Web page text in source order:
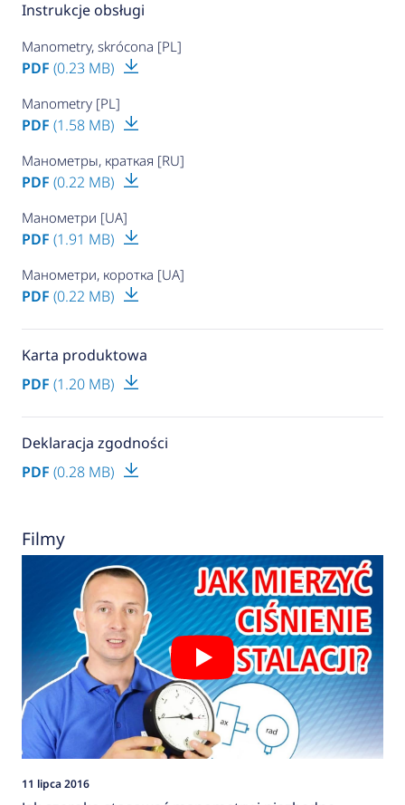
Instrukcje obsługi
Manometry, skrócona [PL]
PDF (0.23 MB)
Manometry [PL]
PDF (1.58 MB)
Манометры, краткая [RU]
PDF (0.22 MB)
Манометри [UA]
PDF (1.91 MB)
Манометри, коротка [UA]
PDF (0.22 MB)
Karta produktowa
PDF (1.20 MB)
Deklaracja zgodności
PDF (0.28 MB)
Filmy
11 lipca 2016